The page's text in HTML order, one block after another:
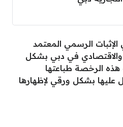
الرسمي المعتمد
والاقتصادي في دبي بشكل
الرخصة طباعتها
بشكل ورقي لإظهارها